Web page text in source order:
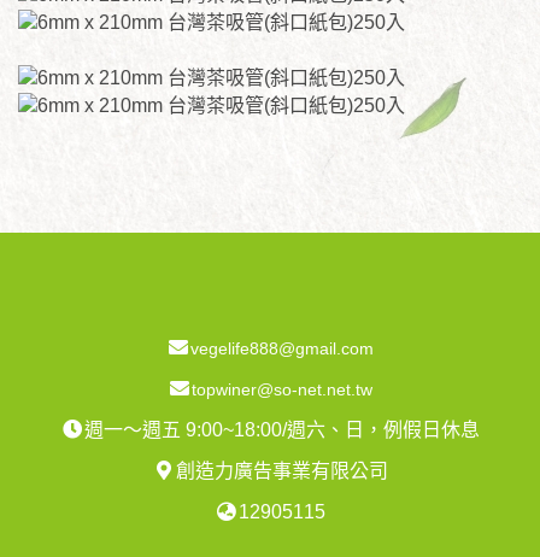
vegelife888@gmail.com
topwiner@so-net.net.tw
週一～週五 9:00~18:00/週六、日，例假日休息
創造力廣告事業有限公司
12905115